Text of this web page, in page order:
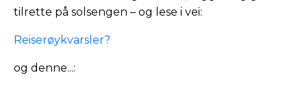
tilrette på solsengen – og lese i vei:
Reiserøykvarsler?
og denne...: